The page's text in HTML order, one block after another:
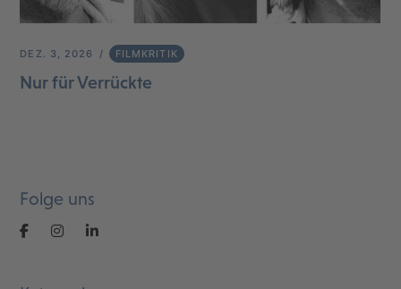
DEZ. 3, 2026 FILMKRITIK
Nur für Verrückte
Folge uns